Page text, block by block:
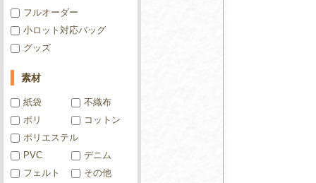
フルオーダー
小ロット対応バッグ
グッズ
素材
紙袋
不織布
ポリ
コットン
ポリエステル
PVC
デニム
フェルト
その他